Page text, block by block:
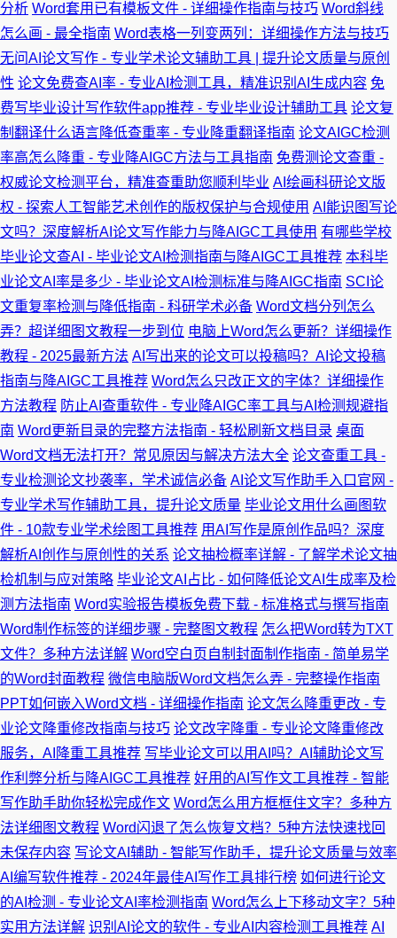
分析 Word套用已有模板文件 - 详细操作指南与技巧 Word斜线
怎么画 - 最全指南 Word表格一列变两列：详细操作方法与技巧
无问AI论文写作 - 专业学术论文辅助工具 | 提升论文质量与原创
性 论文免费查AI率 - 专业AI检测工具，精准识别AI生成内容 免
费写毕业设计写作软件app推荐 - 专业毕业设计辅助工具 论文复
制翻译什么语言降低查重率 - 专业降重翻译指南 论文AIGC检测
率高怎么降重 - 专业降AIGC方法与工具指南 免费测论文查重 -
权威论文检测平台，精准查重助您顺利毕业 AI绘画科研论文版
权 - 探索人工智能艺术创作的版权保护与合规使用 AI能识图写论
文吗？深度解析AI论文写作能力与降AIGC工具使用 有哪些学校
毕业论文查AI - 毕业论文AI检测指南与降AIGC工具推荐 本科毕
业论文AI率是多少 - 毕业论文AI检测标准与降AIGC指南 SCI论
文重复率检测与降低指南 - 科研学术必备 Word文档分列怎么
弄？超详细图文教程一步到位 电脑上Word怎么更新？详细操作
教程 - 2025最新方法 AI写出来的论文可以投稿吗？AI论文投稿
指南与降AIGC工具推荐 Word怎么只改正文的字体？详细操作
方法教程 防止AI查重软件 - 专业降AIGC率工具与AI检测规避指
南 Word更新目录的完整方法指南 - 轻松刷新文档目录 桌面
Word文档无法打开？常见原因与解决方法大全 论文查重工具 -
专业检测论文抄袭率，学术诚信必备 AI论文写作助手入口官网 -
专业学术写作辅助工具，提升论文质量 毕业论文用什么画图软
件 - 10款专业学术绘图工具推荐 用AI写作是原创作品吗？深度
解析AI创作与原创性的关系 论文抽检概率详解 - 了解学术论文抽
检机制与应对策略 毕业论文AI占比 - 如何降低论文AI生成率及检
测方法指南 Word实验报告模板免费下载 - 标准格式与撰写指南
Word制作标签的详细步骤 - 完整图文教程 怎么把Word转为TXT
文件？多种方法详解 Word空白页自制封面制作指南 - 简单易学
的Word封面教程 微信电脑版Word文档怎么弄 - 完整操作指南
PPT如何嵌入Word文档 - 详细操作指南 论文怎么降重更改 - 专
业论文降重修改指南与技巧 论文改字降重 - 专业论文降重修改
服务，AI降重工具推荐 写毕业论文可以用AI吗？AI辅助论文写
作利弊分析与降AIGC工具推荐 好用的AI写作文工具推荐 - 智能
写作助手助你轻松完成作文 Word怎么用方框框住文字？多种方
法详细图文教程 Word闪退了怎么恢复文档？5种方法快速找回
未保存内容 写论文AI辅助 - 智能写作助手，提升论文质量与效率
AI编写软件推荐 - 2024年最佳AI写作工具排行榜 如何进行论文
的AI检测 - 专业论文AI率检测指南 Word怎么上下移动文字？5种
实用方法详解 识别AI论文的软件 - 专业AI内容检测工具推荐 AI